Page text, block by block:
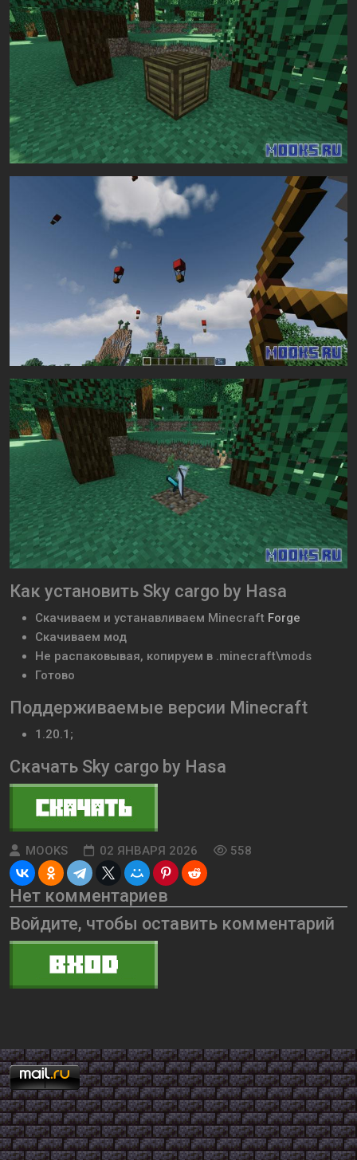
Как установить Sky cargo by Hasa
Скачиваем и устанавливаем Minecraft Forge
Скачиваем мод
Не распаковывая, копируем в .minecraft\mods
Готово
Поддерживаемые версии Minecraft
1.20.1;
Скачать Sky cargo by Hasa
MOOKS 02 ЯНВАРЯ 2026 558
Нет комментариев
Войдите, чтобы оставить комментарий